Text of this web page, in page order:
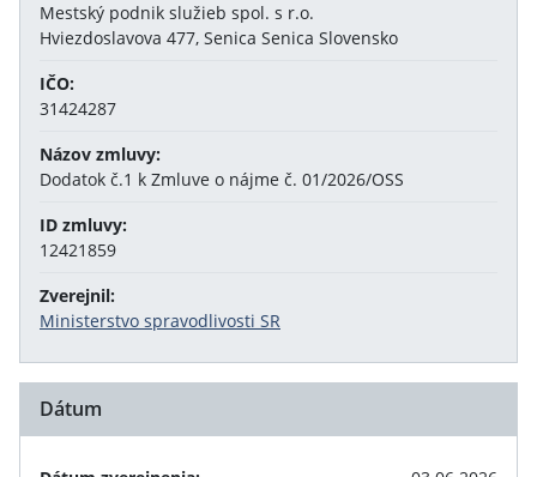
Mestský podnik služieb spol. s r.o.
Hviezdoslavova 477, Senica Senica Slovensko
IČO:
31424287
Názov zmluvy:
Dodatok č.1 k Zmluve o nájme č. 01/2026/OSS
ID zmluvy:
12421859
Zverejnil:
Ministerstvo spravodlivosti SR
Dátum